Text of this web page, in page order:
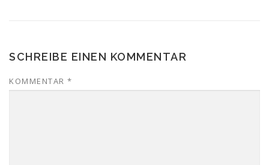
SCHREIBE EINEN KOMMENTAR
KOMMENTAR *